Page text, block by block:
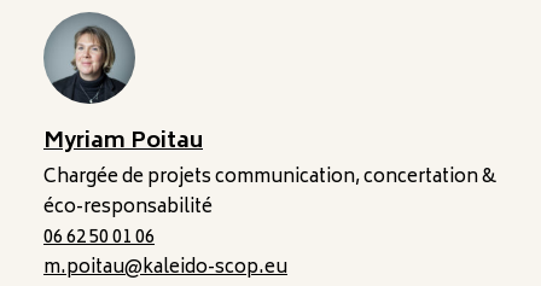
Myriam Poitau
Chargée de projets communication, concertation &
éco-responsabilité
06 62 50 01 06
m.poitau@kaleido-scop.eu